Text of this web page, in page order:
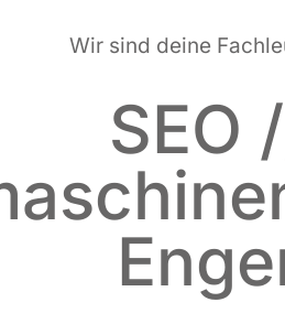
Wir sind dei­ne
SEO